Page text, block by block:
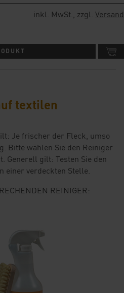
inkl. MwSt., zzgl. Versand
textilen
Je frischer der Fleck, umso
Bitte wählen Sie den Reiniger
Generell gilt: Testen Sie den
einer verdeckten Stelle.
REINIGER: